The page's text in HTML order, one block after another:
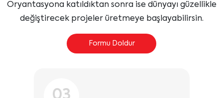
Oryantasyona katıldıktan sonra ise dünyayı güzellikle
değiştirecek projeler üretmeye başlayabilirsin.
Formu Doldur